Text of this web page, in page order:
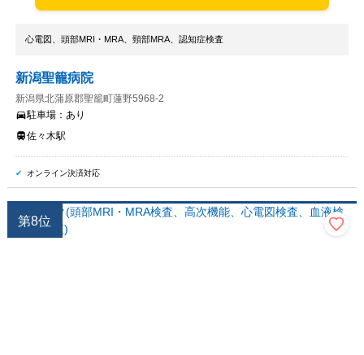
心電図、頭部MRI・MRA、頸部MRA、認知症検査
新潟聖籠病院
新潟県北蒲原郡聖籠町蓮野5968-2
駐車場： あり
佐々木駅
オンライン決済対応
第8位